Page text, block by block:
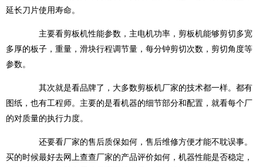
延长刀片使用寿命。
主要看剪板机性能参数，主电机功率，剪板机能够剪切多宽
多厚的板子，重量，滑块行程调节量，每分钟剪切次数，剪切角度等
参数。
其次就是看品牌了，大多数剪板机厂家的技术都一样。都有
图纸，也有工程师。主要的是看机器的细节部分和配置，就看每个厂
的对质量的执行力度。
还要看厂家的售后质保如何，售后维修方便才能不耽误事。
买的时候最好去网上查查厂家的产品评价如何，机器性能是否稳定，